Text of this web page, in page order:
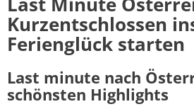
Kurzentschlossen
Ferienglück starten
Last minute nach
schönsten Highlights